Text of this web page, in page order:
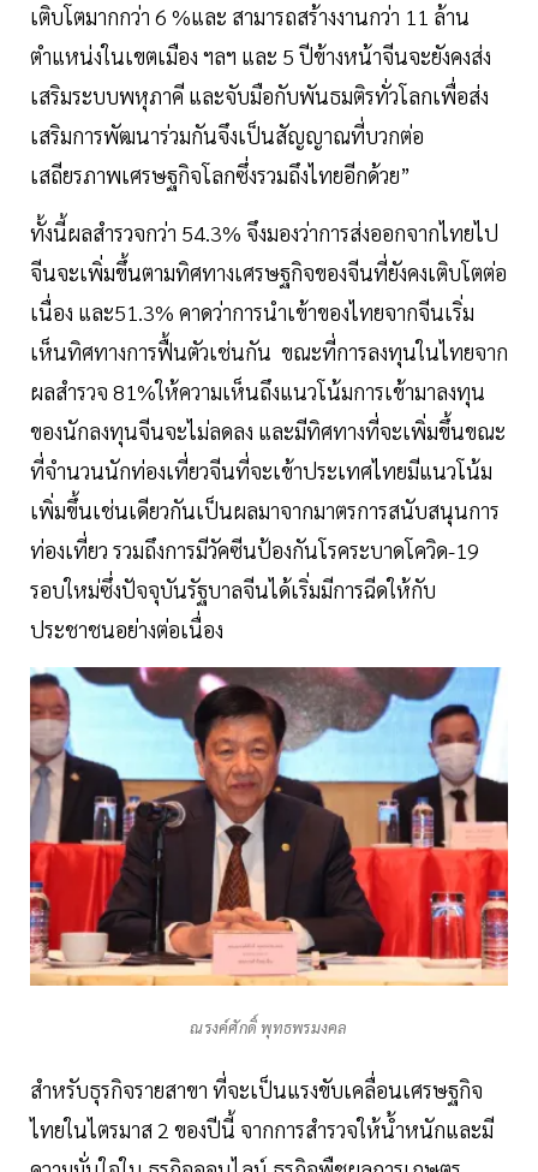
เติบโตมากกว่า 6 %และ สามารถสร้างงานกว่า 11 ล้าน
ตำแหน่งในเขตเมือง ฯลฯ และ 5 ปีข้างหน้าจีนจะยังคงส่ง
เสริมระบบพหุภาคี และจับมือกับพันธมติรทั่วโลกเพื่อส่ง
เสริมการพัฒนาร่วมกันจึงเป็นสัญญาณที่บวกต่อ
เสถียรภาพเศรษฐกิจโลกซึ่งรวมถึงไทยอีกด้วย”
ทั้งนี้ผลสำรวจกว่า 54.3% จึงมองว่าการส่งออกจากไทยไป
จีนจะเพิ่มขึ้นตามทิศทางเศรษฐกิจของจีนที่ยังคงเติบโตต่อ
เนื่อง และ51.3% คาดว่าการนำเข้าของไทยจากจีนเริ่ม
เห็นทิศทางการฟื้นตัวเช่นกัน ขณะที่การลงทุนในไทยจาก
ผลสำรวจ 81%ให้ความเห็นถึงแนวโน้มการเข้ามาลงทุน
ของนักลงทุนจีนจะไม่ลดลง และมีทิศทางที่จะเพิ่มขึ้นขณะ
ที่จำนวนนักท่องเที่ยวจีนที่จะเข้าประเทศไทยมีแนวโน้ม
เพิ่มขึ้นเช่นเดียวกันเป็นผลมาจากมาตรการสนับสนุนการ
ท่องเที่ยว รวมถึงการมีวัคซีนป้องกันโรคระบาดโควิด-19
รอบใหม่ซึ่งปัจจุบันรัฐบาลจีนได้เริ่มมีการฉีดให้กับ
ประชาชนอย่างต่อเนื่อง
ณรงค์ศักดิ์ พุทธพรมงคล
​สำหรับธุรกิจรายสาขา ที่จะเป็นแรงขับเคลื่อนเศรษฐกิจ
ไทยในไตรมาส 2 ของปีนี้ จากการสำรวจให้น้ำหนักและมี